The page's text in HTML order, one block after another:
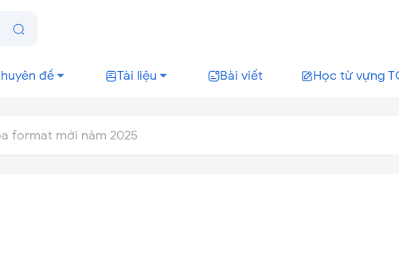
đề Tài liệu Bài viết Học từ vựng
format mới năm 2025